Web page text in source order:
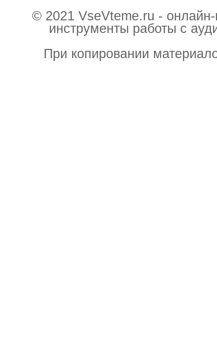
© 2021 VseVteme.ru -
инструменты работы с
При копировании